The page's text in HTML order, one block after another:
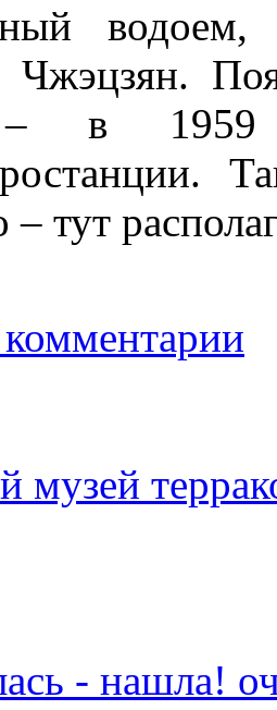
Чжэцзян.
– в 1959
тут
музей
- нашла!